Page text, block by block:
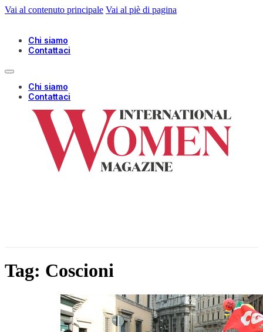
Vai al contenuto principale Vai al piè di pagina
Chi siamo
Contattaci
Chi siamo
Contattaci
Tag: Coscioni